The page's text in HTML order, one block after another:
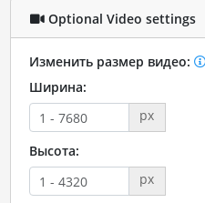
Optional Video settings
Изменить размер видео:
Ширина:
px
Высота:
px